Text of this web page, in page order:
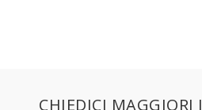
CHIEDICI MAGGIORI